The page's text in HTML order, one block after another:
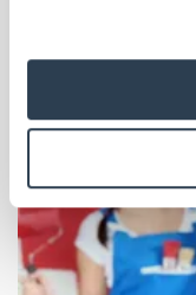
provide social
provided to them or
Weitere